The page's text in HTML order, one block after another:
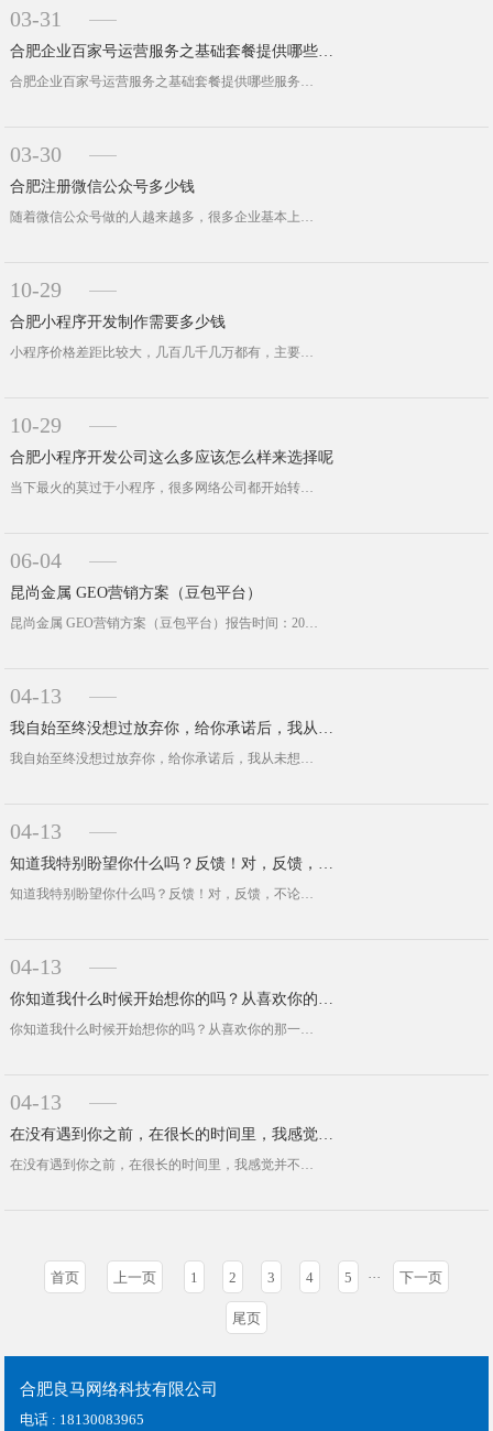
03-31
合肥企业百家号运营服务之基础套餐提供哪些服务
合肥企业百家号运营服务之基础套餐提供哪些服务一、蓝V特权1、不限文章数量；2、不限问答数量；3、蓝V认证；4、开通直播权限；5···
03-30
合肥注册微信公众号多少钱
随着微信公众号做的人越来越多，很多企业基本上都拥有自己的微信公众号，很多企业没有都是陆陆续续开始进行注册了，但是可能会遇到一些···
10-29
合肥小程序开发制作需要多少钱
小程序价格差距比较大，几百几千几万都有，主要得看你的功能需求和预算。如果你的一些功能需求一些标准产品没办法实现，那定制开发的价···
10-29
合肥小程序开发公司这么多应该怎么样来选择呢
当下最火的莫过于小程序，很多网络公司都开始转向小程序开发业务，不同的平台也在大力推荐也支持小程序产品。当下小程序有很多种类，比···
06-04
昆尚金属 GEO营销方案（豆包平台）
昆尚金属 GEO营销方案（豆包平台）报告时间：2026年6月2日客户：合肥市昆尚金属制品有限公司监测平台：豆包核心场景：铁盒包···
04-13
我自始至终没想过放弃你，给你承诺后，我从未想过
我自始至终没想过放弃你，给你承诺后，我从未想过。但其实有一段时间，我想过疏远你。我觉得在你这里找不到情绪价值，你给我反馈又是那···
04-13
知道我特别盼望你什么吗？反馈！对，反馈，不论那种反馈，我都喜欢
知道我特别盼望你什么吗？反馈！对，反馈，不论那种反馈，我都喜欢，不管是骂我还是讨厌我还是踢我，我都很喜欢。至少这也是一种反馈，···
04-13
你知道我什么时候开始想你的吗？从喜欢你的那一刻开始，一直到现在都是那么的想
你知道我什么时候开始想你的吗？从喜欢你的那一刻开始，一直到现在都是那么的想。你知道思念一个是什么感受吗？是思念成疾，是寝食难安···
04-13
在没有遇到你之前，在很长的时间里，我感觉并不开心，就是那种发自内心的开心你知道吧？
在没有遇到你之前，在很长的时间里，我感觉并不开心，就是那种发自内心的开心你知道吧？这种开心是金钱或者其他事务无法去触动，只是能···
首页 上一页 1 2 3 4 5 ··· 下一页
尾页
合肥良马网络科技有限公司
电话 : 18130083965